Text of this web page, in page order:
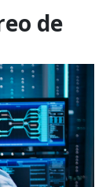
de